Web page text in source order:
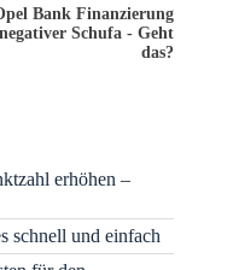
Bank Finanzierung
Schufa - Geht
das?
erhöhen –
schnell und einfach